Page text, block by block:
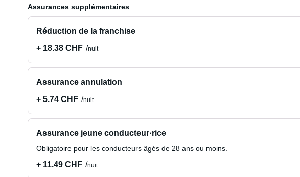
Assurances supplémentaires
Réduction de la franchise
+ 18.38 CHF
nuit
Assurance annulation
+ 5.74 CHF
nuit
Assurance jeune conducteur·rice
Obligatoire pour les conducteurs âgés de 28 ans ou moins.
+ 11.49 CHF nuit